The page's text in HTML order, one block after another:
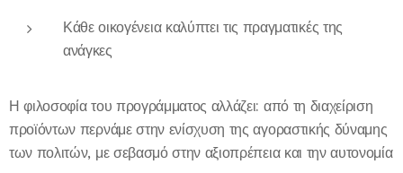
Κάθε οικογένεια καλύπτει τις πραγματικές της
ανάγκες
Η φιλοσοφία του προγράμματος αλλάζει: από τη διαχείριση
προϊόντων περνάμε στην ενίσχυση της αγοραστικής δύναμης
των πολιτών, με σεβασμό στην αξιοπρέπεια και την αυτονομία